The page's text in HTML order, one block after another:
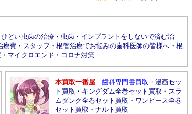
ひどい虫歯の治療・ 虫歯・ インプラントをしないで済む治
療費・ スタッフ ・ 根管治療でお悩みの歯科医師の皆様へ・ 根
・ マイクロエンド ・ コロナ対策
本買取一番屋 歯科専門書買取 ・ 漫画セッ
ト買取 ・ キングダム全巻セット買取 ・ スラ
ムダンク全巻セット買取 ・ ワンピース全巻
セット買取 ・ ナルト買取